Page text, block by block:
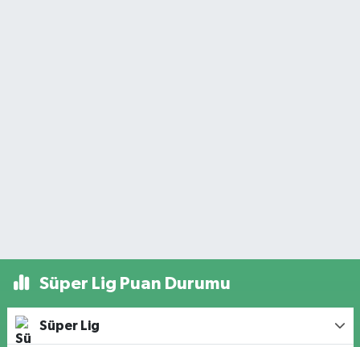
Süper Lig Puan Durumu
Süper Lig